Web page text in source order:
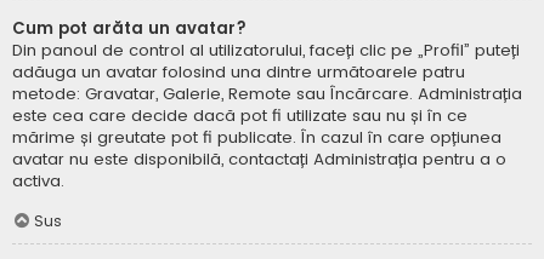
Cum pot arăta un avatar?
Din panoul de control al utilizatorului, faceți clic pe „Profil” puteți
adăuga un avatar folosind una dintre următoarele patru
metode: Gravatar, Galerie, Remote sau Încărcare. Administrația
este cea care decide dacă pot fi utilizate sau nu și în ce
mărime și greutate pot fi publicate. În cazul în care opțiunea
avatar nu este disponibilă, contactați Administrația pentru a o
activa.
Sus